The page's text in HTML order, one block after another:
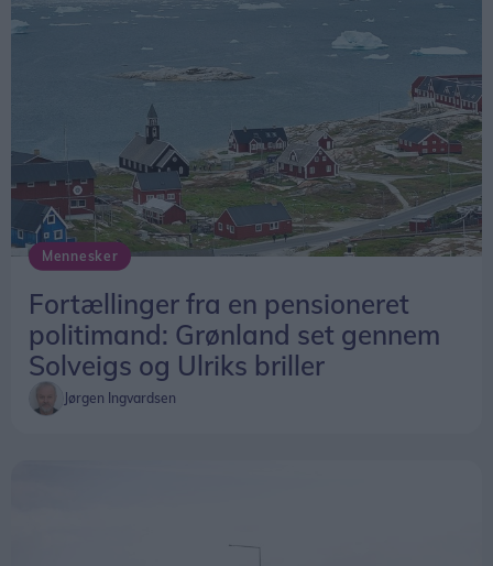
Mennesker
Fortællinger fra en pensioneret
politimand: Grønland set gennem
Solveigs og Ulriks briller
Jørgen Ingvardsen